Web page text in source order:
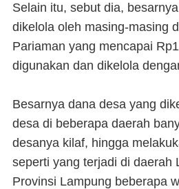
Selain itu, sebut dia,
dikelola oleh masing-masing
Pariaman yang mencapai
digunakan dan dikelola
Besarnya dana desa yang
desa di beberapa daerah
desanya kilaf, hingga
seperti yang terjadi di daerah
Provinsi Lampung beberapa